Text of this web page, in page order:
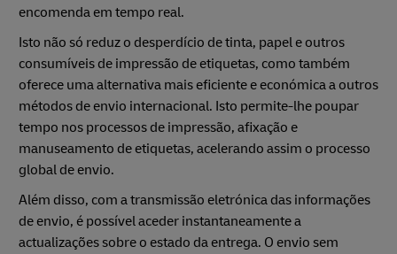
encomenda em tempo real.
Isto não só reduz o desperdício de tinta, papel e outros
consumíveis de impressão de etiquetas, como também
oferece uma alternativa mais eficiente e económica a outros
métodos de envio internacional. Isto permite-lhe poupar
tempo nos processos de impressão, afixação e
manuseamento de etiquetas, acelerando assim o processo
global de envio.
Além disso, com a transmissão eletrónica das informações
de envio, é possível aceder instantaneamente a
actualizações sobre o estado da entrega. O envio sem